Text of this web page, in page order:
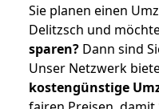
Sie planen einen
Delitzsch und
sparen? Dann sind
Unser Netzwerk
kostengünstige